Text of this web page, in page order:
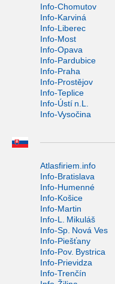
Info-Chomutov
Info-Karviná
Info-Liberec
Info-Most
Info-Opava
Info-Pardubice
Info-Praha
Info-Prostějov
Info-Teplice
Info-Ústí n.L.
Info-Vysočina
Atlasfiriem.info
Info-Bratislava
Info-Humenné
Info-Košice
Info-Martin
Info-L. Mikuláš
Info-Sp. Nová Ves
Info-Piešťany
Info-Pov. Bystrica
Info-Prievidza
Info-Trenčín